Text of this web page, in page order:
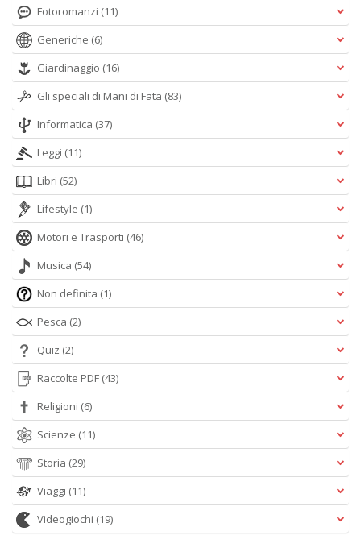
Fotoromanzi (11)
Generiche (6)
Giardinaggio (16)
Gli speciali di Mani di Fata (83)
Informatica (37)
Leggi (11)
Libri (52)
Lifestyle (1)
Motori e Trasporti (46)
Musica (54)
Non definita (1)
Pesca (2)
Quiz (2)
Raccolte PDF (43)
Religioni (6)
Scienze (11)
Storia (29)
Viaggi (11)
Videogiochi (19)